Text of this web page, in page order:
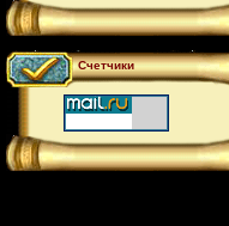
Счетчики